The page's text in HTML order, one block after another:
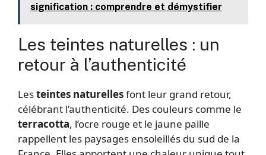
signification : comprendre et démystifier
Les teintes naturelles : un
retour à l’authenticité
Lesteintes naturellesfont leur grand retour,
célébrant l’authenticité. Des couleurs comme le
terracotta, l’ocre rouge et le jaune paille
rappellent les paysages ensoleillés du sud de la